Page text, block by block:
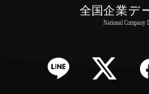
Twitter Facebook YouTube